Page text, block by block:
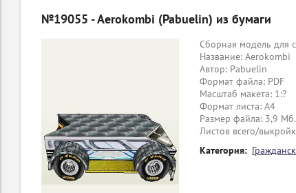
№19055 - Aerokombi (Pabuelin) из бумаги
Сборная модель для
Название: Aerokombi
Автор: Pabuelin
Формат файла: PDF
Масштаб макета: 1:?
Формат листа: А4
Размер файла: 3,9 Мб.
Листов всего/
Категория: